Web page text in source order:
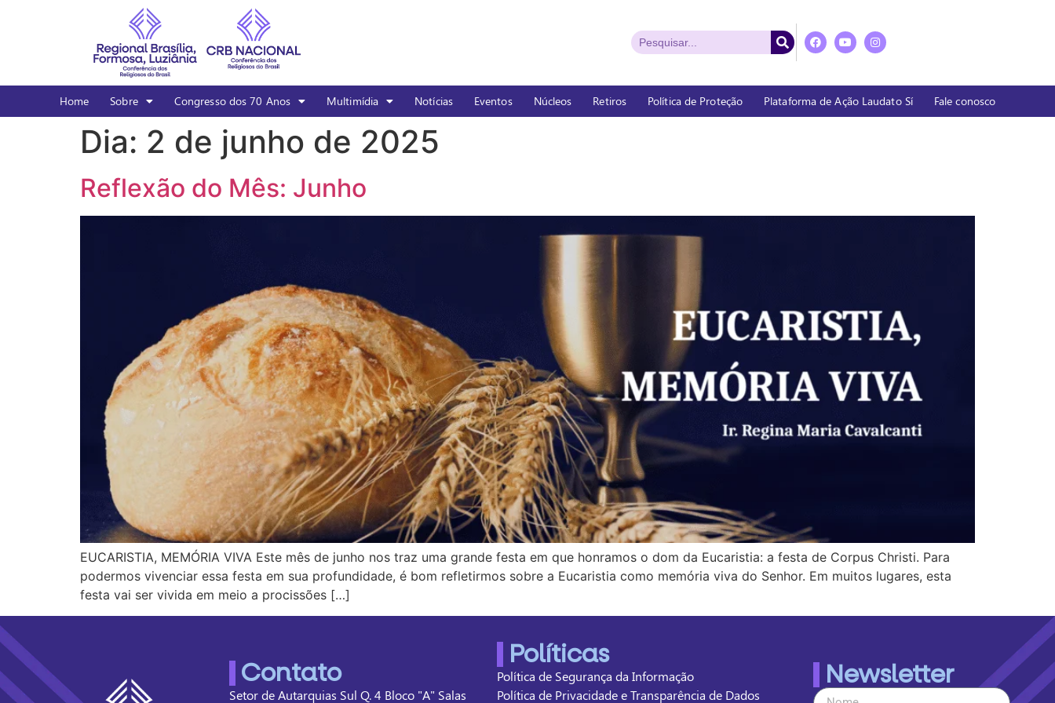
Home Sobre Congresso dos 70 Anos Multimídia Notícias Eventos Núcleos Retiros Política de Proteção Plataforma de Ação Laudato Sí Fale conosco
Dia: 2 de junho de 2025
Reflexão do Mês: Junho
EUCARISTIA, MEMÓRIA VIVA Este mês de junho nos traz uma grande festa em que honramos o dom da Eucaristia: a festa de Corpus Christi. Para
podermos vivenciar essa festa em sua profundidade, é bom refletirmos sobre a Eucaristia como memória viva do Senhor. Em muitos lugares, esta
festa vai ser vivida em meio a procissões […]
Contato
Setor de Autarquias Sul Q. 4 Bloco "A" Salas
Políticas
Política de Segurança da Informação
Política de Privacidade e Transparência de Dados
Newsletter